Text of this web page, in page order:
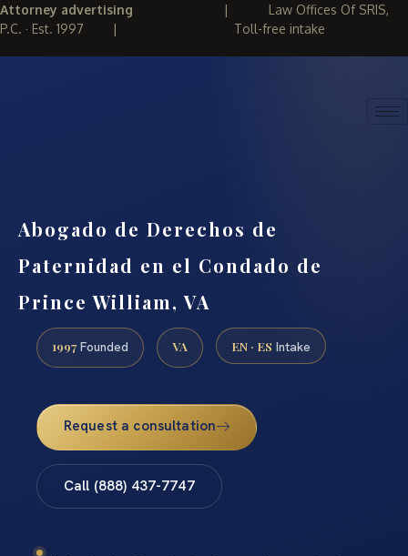
Attorney advertising | Law Offices Of SRIS,
P.C. · Est. 1997 | Toll-free intake
Abogado de Derechos de
Paternidad en el Condado de
Prince William, VA
1997 Founded VA EN · ES Intake
Request a consultation
Call (888) 437-7747